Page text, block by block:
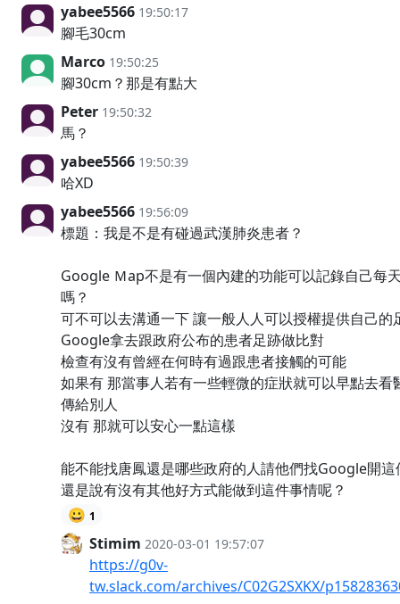
yabee5566 19:50:17
腳毛30cm
Marco 19:50:25
腳30cm？那是有點大
Peter 19:50:32
馬？
yabee5566 19:50:39
哈XD
yabee5566 19:56:09
標題：我是不是有碰過武漢肺炎患者？
Google Ｍap不是有一個內建的功能可以記錄自己每
嗎？
可不可以去溝通一下 讓一般人人可以授權提供自己的
Google拿去跟政府公布的患者足跡做比對
檢查有沒有曾經在何時有過跟患者接觸的可能
如果有 那當事人若有一些輕微的症狀就可以早點去看
傳給別人
沒有 那就可以安心一點這樣
能不能找唐鳳還是哪些政府的人請他們找Google開這
還是說有沒有其他好方式能做到這件事情呢？
😀 1
Stimim 2020-03-01 19:57:07
https://g0v-
tw.slack.com/archives/C02G2SXKX/